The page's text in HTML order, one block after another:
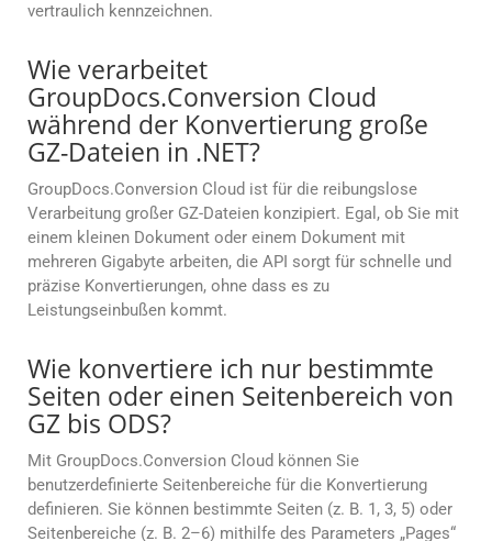
vertraulich kennzeichnen.
Wie verarbeitet
GroupDocs.Conversion Cloud
während der Konvertierung große
GZ-Dateien in .NET?
GroupDocs.Conversion Cloud ist für die reibungslose
Verarbeitung großer GZ-Dateien konzipiert. Egal, ob Sie mit
einem kleinen Dokument oder einem Dokument mit
mehreren Gigabyte arbeiten, die API sorgt für schnelle und
präzise Konvertierungen, ohne dass es zu
Leistungseinbußen kommt.
Wie konvertiere ich nur bestimmte
Seiten oder einen Seitenbereich von
GZ bis ODS?
Mit GroupDocs.Conversion Cloud können Sie
benutzerdefinierte Seitenbereiche für die Konvertierung
definieren. Sie können bestimmte Seiten (z. B. 1, 3, 5) oder
Seitenbereiche (z. B. 2–6) mithilfe des Parameters „Pages“